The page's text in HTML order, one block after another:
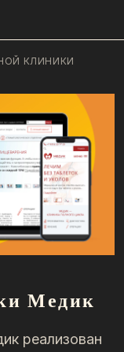
КЛИНИКИ
Медик
реализован